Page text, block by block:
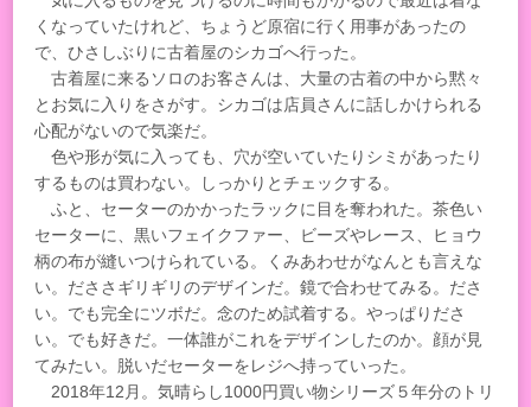
くなっていたけれど、ちょうど原宿に行く用事があったの
で、ひさしぶりに古着屋のシカゴへ行った。
古着屋に来るソロのお客さんは、大量の古着の中から黙々
とお気に入りをさがす。シカゴは店員さんに話しかけられる
心配がないので気楽だ。
色や形が気に入っても、穴が空いていたりシミがあったり
するものは買わない。しっかりとチェックする。
ふと、セーターのかかったラックに目を奪われた。茶色い
セーターに、黒いフェイクファー、ビーズやレース、ヒョウ
柄の布が縫いつけられている。くみあわせがなんとも言えな
い。だささギリギリのデザインだ。鏡で合わせてみる。ださ
い。でも完全にツボだ。念のため試着する。やっぱりださ
い。でも好きだ。一体誰がこれをデザインしたのか。顔が見
てみたい。脱いだセーターをレジへ持っていった。
2018年12月。気晴らし1000円買い物シリーズ５年分のトリ